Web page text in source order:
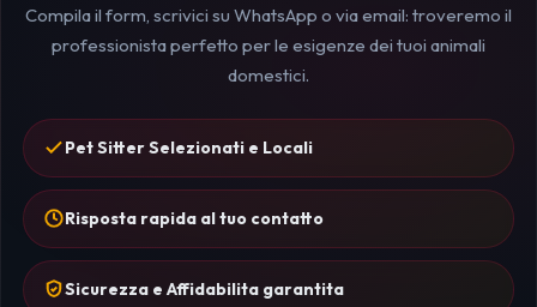
Compila il form, scrivici su WhatsApp o via email: troveremo il
professionista perfetto per le esigenze dei tuoi animali
domestici.
Pet Sitter Selezionati e Locali
Risposta rapida al tuo contatto
Sicurezza e Affidabilita garantita